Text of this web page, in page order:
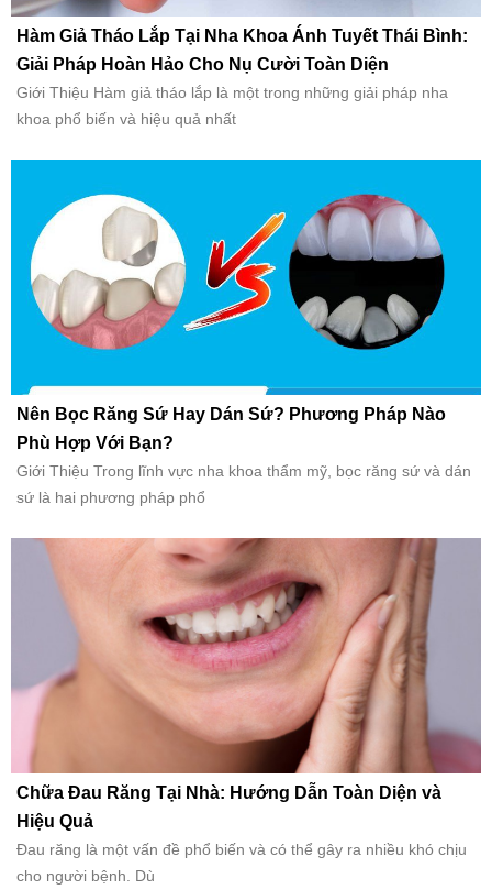
Hàm Giả Tháo Lắp Tại Nha Khoa Ánh Tuyết Thái Bình:
Giải Pháp Hoàn Hảo Cho Nụ Cười Toàn Diện
Giới Thiệu Hàm giả tháo lắp là một trong những giải pháp nha
khoa phổ biến và hiệu quả nhất
Nên Bọc Răng Sứ Hay Dán Sứ? Phương Pháp Nào
Phù Hợp Với Bạn?
Giới Thiệu Trong lĩnh vực nha khoa thẩm mỹ, bọc răng sứ và dán
sứ là hai phương pháp phổ
Chữa Đau Răng Tại Nhà: Hướng Dẫn Toàn Diện và
Hiệu Quả
Đau răng là một vấn đề phổ biến và có thể gây ra nhiều khó chịu
cho người bệnh. Dù